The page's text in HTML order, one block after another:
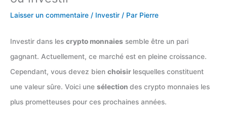
Laisser un commentaire / Investir / Par Pierre
Investir dans les crypto monnaies semble être un pari
gagnant. Actuellement, ce marché est en pleine croissance.
Cependant, vous devez bien choisir lesquelles constituent
une valeur sûre. Voici une sélection des crypto monnaies les
plus prometteuses pour ces prochaines années.